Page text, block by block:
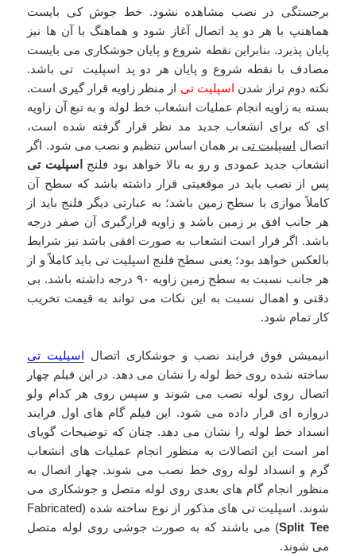
برجستگی در نصب مشاهده نشود. خط جوش کی بایست
هماهنپ با هر دو پد اتصال آغاز شود و هماهنگ با آن ها نیز
پایان پذیرد. بنابراین نقطه شروع و پایان جوشکاری می بایست
مصادف با نقطه شروع و پایان هر دو پد اسپلیت تی باشد.
نکته دوم تراز شدن اسپلیت تی از منظر زاویه قرار گیری است.
بسته به زاویه انجام عملیات انشعاب خط لوله و به تبع آن زاویه
ای که برای انشعاب جدید مد نظر قرار گرفته شده است،
اتصال اسپلیت تی بر همان اساس تنظیم و نصب می شود. اگر
انشعاب جدید عمودی و رو به بالا خواهد بود فلنج
اسپلیت تی
پس از نصب باید در موقعیتی قرار داشته باشد که سطح آن
کاملاً موازی با سطح زمین باشد؛ به عبارتی دیگر فلنج باید از
هر جانب افق بر زمین باشد و زاویه قرارگیری آن صفر درجه
باشد. اگر قرار است انشعاب به صورت افقی باشد نیز شرایط
بالعکس خواهد بود؛ یعنی سطح فلنج اسپلیت تی باید کاملاً و از
هر جانب نسبت به سطح زمین زاویه ۹۰ درجه داشته باشد. بی
دقتی و اهمال نسبت به این نکات می تواند به قیمت تخریب
کار تمام شود.
انیمیشن فوق فرایند نصب و جوشکاری اتصال اسپلیت تی
ساخته شده روی خط لوله را نشان می دهد. در این فیلم چهار
اتصال روی لوله نصب می شوند و سپس روی هر کدام ولو
دروازه ای قرار داده می شود. این فیلم گام های اول فرایند
انسداد خط لوله را نشان می دهد. چنان که توضیحات گویای
امر است این اتصالات به منظور انجام عملیات های انشعاب
گرم و انسداد لوله روی خط نصب می شوند. چهار اتصال به
منظور انجام گام های بعدی روی لوله متصل و جوشکاری می
شوند. اسپلیت تی های مذکور از نوع ساخته شده (Fabricated
Split Tee) می باشند که به صورت جوشی روی لوله متصل
می شوند.